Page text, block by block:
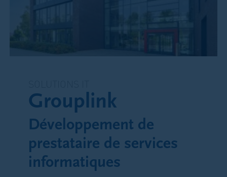
Grouplink
Développement de
prestataire de services
informatiques